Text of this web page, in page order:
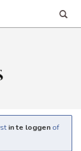
in te loggen of